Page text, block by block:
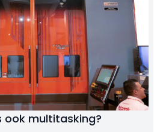
ook multitasking?